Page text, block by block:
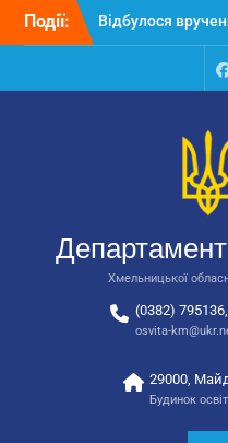
Перейти
Події:
Відбулося
автобусів для
Відбулося
освіти та науки
державної
Відбулась
національно-
виховання
Департамент
Хмельницької
(0382)
osvita-
29000,
Будинок